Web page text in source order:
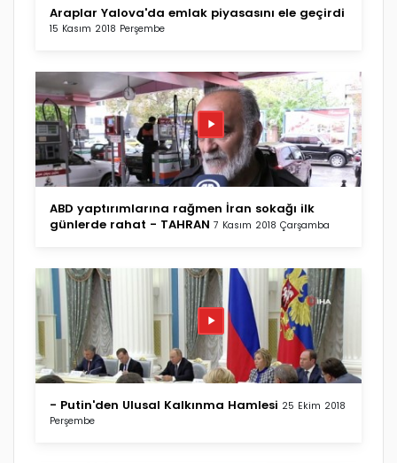
Araplar Yalova'da emlak piyasasını ele geçirdi
15 Kasım 2018 Perşembe
ABD yaptırımlarına rağmen İran sokağı ilk
günlerde rahat - TAHRAN 7 Kasım 2018 Çarşamba
- Putin'den Ulusal Kalkınma Hamlesi 25 Ekim 2018
Perşembe